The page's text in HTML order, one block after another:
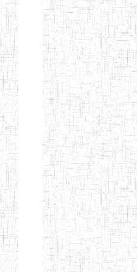
ALBERT
TEACHERS'
TRAINING
INSTITUTE
CAMEROUN
(A.T.T.I.C)
NACHO
TECHNICAL
TEACHER
TRAINING
INSTITUTE
SAINT